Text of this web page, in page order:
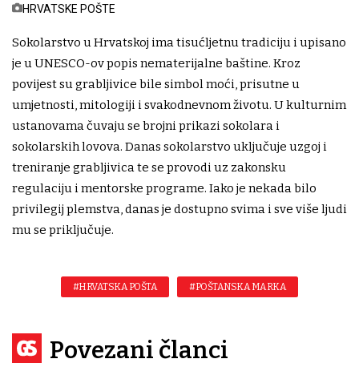
HRVATSKE POŠTE
Sokolarstvo u Hrvatskoj ima tisućljetnu tradiciju i upisano
je u UNESCO-ov popis nematerijalne baštine. Kroz
povijest su grabljivice bile simbol moći, prisutne u
umjetnosti, mitologiji i svakodnevnom životu. U kulturnim
ustanovama čuvaju se brojni prikazi sokolara i
sokolarskih lovova. Danas sokolarstvo uključuje uzgoj i
treniranje grabljivica te se provodi uz zakonsku
regulaciju i mentorske programe. Iako je nekada bilo
privilegij plemstva, danas je dostupno svima i sve više ljudi
mu se priključuje.
#HRVATSKA POŠTA #POŠTANSKA MARKA
Povezani članci